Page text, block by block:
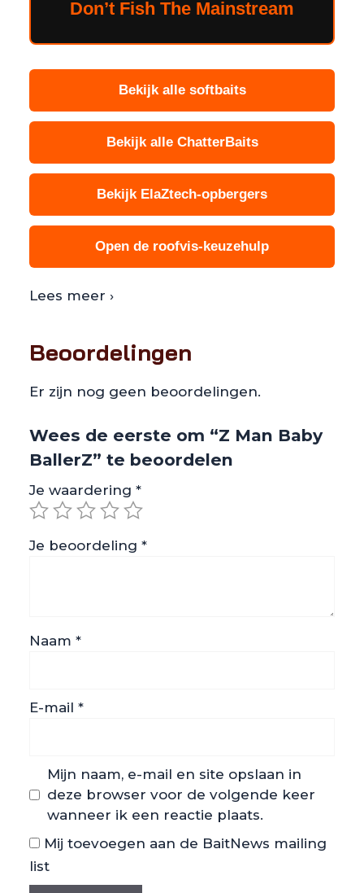
Don’t Fish The Mainstream
Bekijk alle softbaits
Bekijk alle ChatterBaits
Bekijk ElaZtech-opbergers
Open de roofvis-keuzehulp
Lees meer ›
Beoordelingen
Er zijn nog geen beoordelingen.
Wees de eerste om “Z Man Baby
BallerZ” te beoordelen
Je waardering *
Je beoordeling *
Naam *
E-mail *
Mijn naam, e-mail en site opslaan in
deze browser voor de volgende keer
wanneer ik een reactie plaats.
Mij toevoegen aan de BaitNews mailing
list